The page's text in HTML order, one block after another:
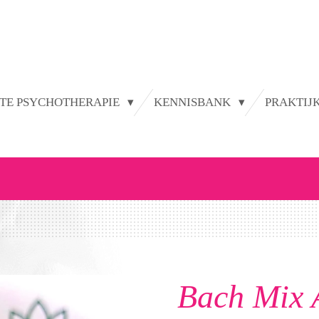
PSYCHOTHERAPIE KENNISBANK
Bach Mix